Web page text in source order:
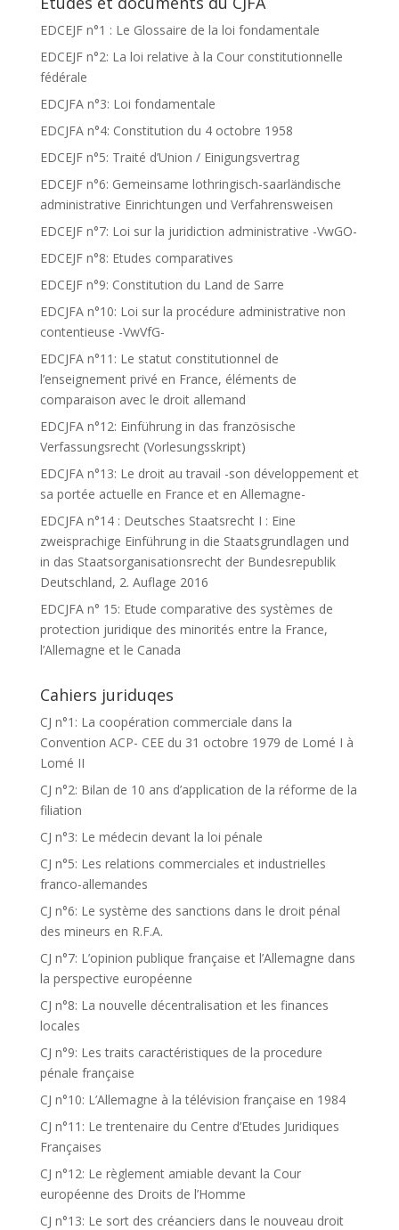
EDCEJF n°1 : Le Glossaire de la loi fondamentale
EDCEJF n°2: La loi relative à la Cour constitutionnelle
fédérale
EDCJFA n°3: Loi fondamentale
EDCJFA n°4: Constitution du 4 octobre 1958
EDCEJF n°5: Traité d’Union / Einigungsvertrag
EDCEJF n°6: Gemeinsame lothringisch-saarländische
administrative Einrichtungen und Verfahrensweisen
EDCEJF n°7: Loi sur la juridiction administrative -VwGO-
EDCEJF n°8: Etudes comparatives
EDCEJF n°9: Constitution du Land de Sarre
EDCJFA n°10: Loi sur la procédure administrative non
contentieuse -VwVfG-
EDCJFA n°11: Le statut constitutionnel de
l’enseignement privé en France, éléments de
comparaison avec le droit allemand
EDCJFA n°12: Einführung in das französische
Verfassungsrecht (Vorlesungsskript)
EDCJFA n°13: Le droit au travail -son développement et
sa portée actuelle en France et en Allemagne-
EDCJFA n°14 : Deutsches Staatsrecht I : Eine
zweisprachige Einführung in die Staatsgrundlagen und
in das Staatsorganisationsrecht der Bundesrepublik
Deutschland, 2. Auflage 2016
EDCJFA n° 15: Etude comparative des systèmes de
protection juridique des minorités entre la France,
l’Allemagne et le Canada
Cahiers juriduqes
CJ n°1: La coopération commerciale dans la
Convention ACP- CEE du 31 octobre 1979 de Lomé I à
Lomé II
CJ n°2: Bilan de 10 ans d’application de la réforme de la
filiation
CJ n°3: Le médecin devant la loi pénale
CJ n°5: Les relations commerciales et industrielles
franco-allemandes
CJ n°6: Le système des sanctions dans le droit pénal
des mineurs en R.F.A.
CJ n°7: L’opinion publique française et l’Allemagne dans
la perspective européenne
CJ n°8: La nouvelle décentralisation et les finances
locales
CJ n°9: Les traits caractéristiques de la procedure
pénale française
CJ n°10: L’Allemagne à la télévision française en 1984
CJ n°11: Le trentenaire du Centre d’Etudes Juridiques
Françaises
CJ n°12: Le règlement amiable devant la Cour
européenne des Droits de l’Homme
CJ n°13: Le sort des créanciers dans le nouveau droit